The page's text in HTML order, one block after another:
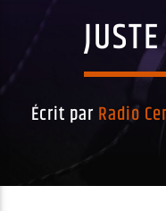
Écrit par Radio